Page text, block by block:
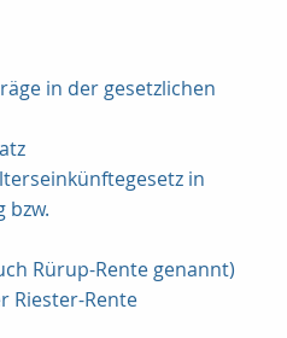
in der gesetzlichen
in
bzw.
Rürup-Rente genannt)
Riester-Rente